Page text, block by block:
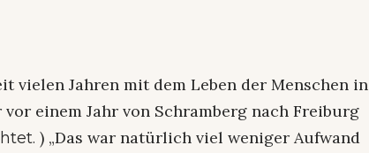
vielen Jahren mit dem Leben der Menschen in
einem Jahr von Schramberg nach Freiburg
) „Das war natürlich viel weniger Aufwand